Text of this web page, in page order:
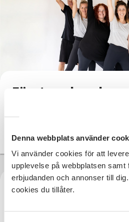
Denna webbplats använder
Vi använder cookies för att
upplevelse på webbplatsen samt
erbjudanden och annonser till
cookies du tillåter.
Företagsdans hos
Gör något annorlunda på nästa
Hör av er så berättar vi mer!
Klicka här för att komma till